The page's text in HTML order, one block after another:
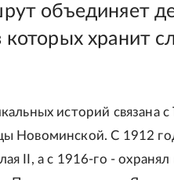
объединяет
хранит
историй связана
Новоминской. С 1912
II, а с 1916-го -